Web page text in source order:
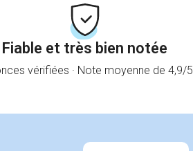
Fiable et très bien notée
vérifiées · Note moyenne de 4,9/5